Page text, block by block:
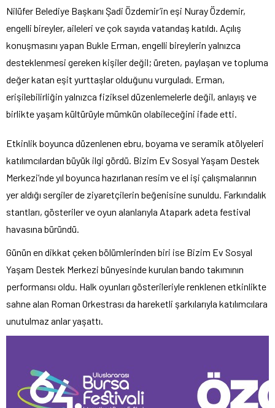
Nilüfer Belediye Başkanı Şadi Özdemir’in eşi Nuray Özdemir,
engelli bireyler, aileleri ve çok sayıda vatandaş katıldı. Açılış
konuşmasını yapan Bukle Erman, engelli bireylerin yalnızca
desteklenmesi gereken kişiler değil; üreten, paylaşan ve topluma
değer katan eşit yurttaşlar olduğunu vurguladı. Erman,
erişilebilirliğin yalnızca fiziksel düzenlemelerle değil, anlayış ve
birlikte yaşam kültürüyle mümkün olabileceğini ifade etti.
Etkinlik boyunca düzenlenen ebru, boyama ve seramik atölyeleri
katılımcılardan büyük ilgi gördü. Bizim Ev Sosyal Yaşam Destek
Merkezi’nde yıl boyunca hazırlanan resim ve el işi çalışmalarının
yer aldığı sergiler de ziyaretçilerin beğenisine sunuldu. Farkındalık
stantları, gösteriler ve oyun alanlarıyla Atapark adeta festival
havasına büründü.
Günün en dikkat çeken bölümlerinden biri ise Bizim Ev Sosyal
Yaşam Destek Merkezi bünyesinde kurulan bando takımının
performansı oldu. Halk oyunları gösterileriyle renklenen etkinlikte
sahne alan Roman Orkestrası da hareketli şarkılarıyla katılımcılara
unutulmaz anlar yaşattı.